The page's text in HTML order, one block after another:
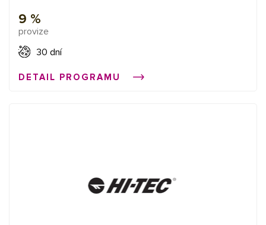
chrániče sluchu pre deti, masky na spanie a cestovné
vychytávky s dôrazom na minimálnu váhu a maximálny
úžitok. Zdravá výživa, pretože zdravie nás baví, a tak
nemalú kategórii na našom e-shope tvoria i ekologické
9 %
provize
30 dní
DETAIL PROGRAMU